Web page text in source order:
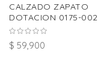
CALZADO ZAPATO
DOTACION 0175-002
$ 59,900